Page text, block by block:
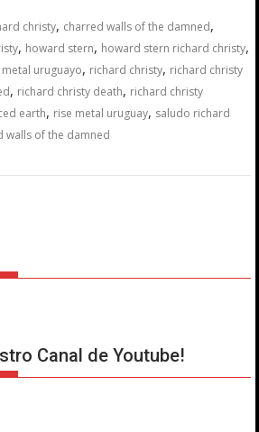
christy, charred walls of the damned,
, howard stern, howard stern richard christy,
metal uruguayo, richard christy, richard christy
, richard christy death, richard christy
earth, rise metal uruguay, saludo richard
walls of the damned
Canal de Youtube!